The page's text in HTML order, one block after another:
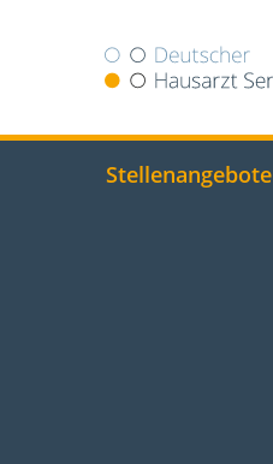
Stellenangebote